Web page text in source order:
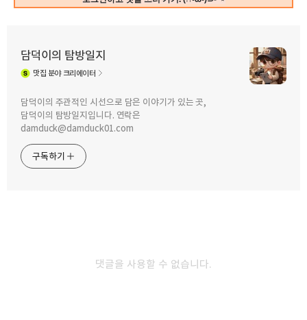
담덕이의 탐방일지
맛집 분야 크리에이터
담덕이의 주관적인 시선으로 담은 이야기가 있는 곳,
담덕이의 탐방일지입니다. 연락은
damduck@damduck01.com
구독하기
댓글을 사용할 수 없습니다.
트위터
카카오스토리
광명 GIDC에 있는 화룡 뚝배기 짬뽕에서
차돌 짬뽕 먹었어요. by 직장인 점심
메뉴 탐방
2023.11.13